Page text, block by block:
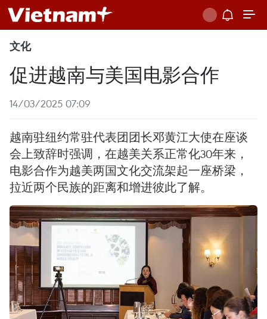
文化
促进越南与美国电影合作
14/03/2025 07:09
越南驻纽约常驻代表团团长邓黄江大使在座谈
会上致辞时强调，在越美关系正常化30年来，
电影合作为越美两国文化交流架起一座桥梁，
拉近两个民族的距离和增进彼此了解。